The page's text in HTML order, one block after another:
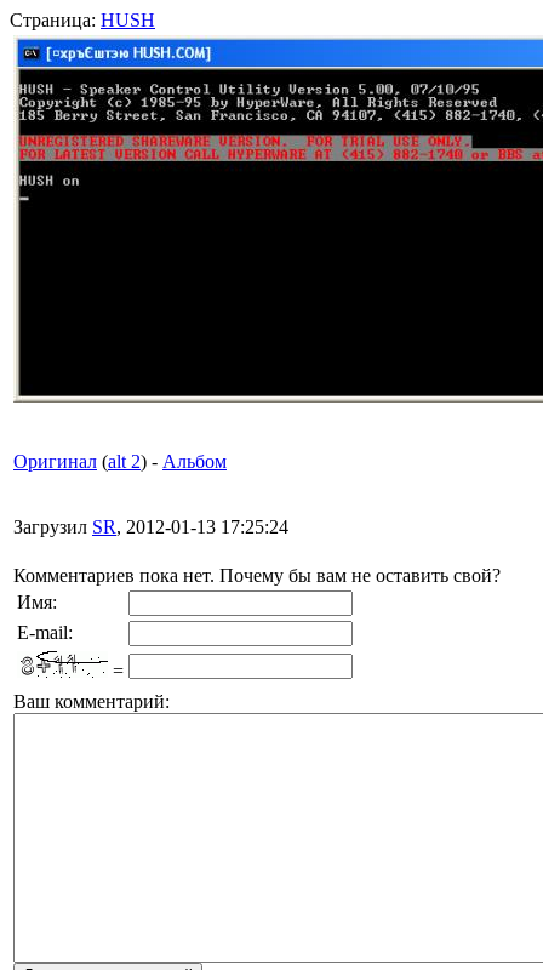
Страница: HUSH
Оригинал (alt 2) - Альбом
Загрузил SR, 2012-01-13 17:25:24
Комментариев пока нет. Почему бы вам не оставить свой?
Имя:
E-mail:
=
Ваш комментарий: